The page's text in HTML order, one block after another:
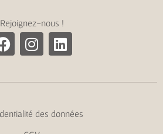
Rejoignez-nous !
des données